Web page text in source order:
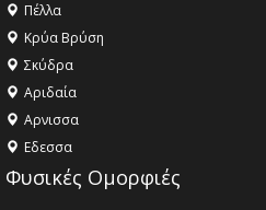
Πέλλα
Κρύα Βρύση
Σκύδρα
Αριδαία
Aρνισσα
Eδεσσα
Φυσικές Ομορφιές